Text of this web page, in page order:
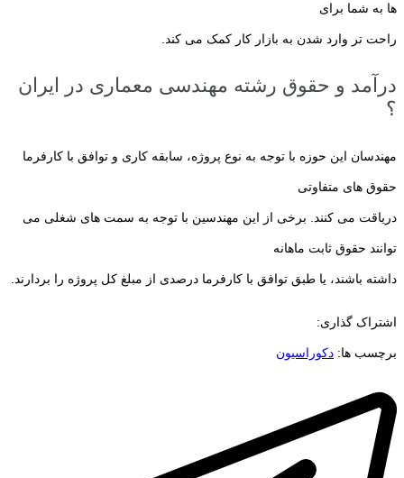
ها به شما برای
راحت تر وارد شدن به بازار کار کمک می کند.
درآمد و حقوق رشته مهندسی معماری در ایران
؟
مهندسان این حوزه با توجه به نوع پروژه، سابقه کاری و توافق با کارفرما
حقوق های متفاوتی
دریاقت می کنند. برخی از این مهندسین با توجه به سمت های شغلی می
توانند حقوق ثابت ماهانه
داشته باشند، یا طبق توافق با کارفرما درصدی از مبلغ کل پروژه را بردارند.
اشتراک گذاری:
برچسب ها: دکوراسیون